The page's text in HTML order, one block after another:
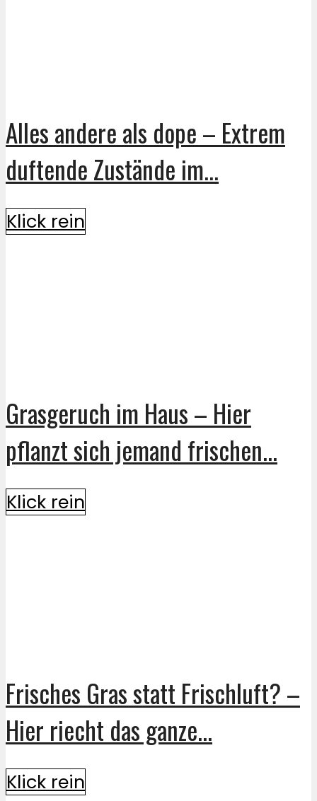
Alles andere als dope – Extrem
duftende Zustände im...
Klick rein
Grasgeruch im Haus – Hier
pflanzt sich jemand frischen...
Klick rein
Frisches Gras statt Frischluft? –
Hier riecht das ganze...
Klick rein